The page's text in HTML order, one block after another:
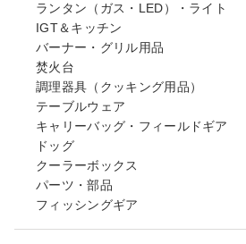
ランタン（ガス・LED）・ライト
IGT＆キッチン
バーナー・グリル用品
焚火台
調理器具（クッキング用品）
テーブルウェア
キャリーバッグ・フィールドギア
ドッグ
クーラーボックス
パーツ・部品
フィッシングギア